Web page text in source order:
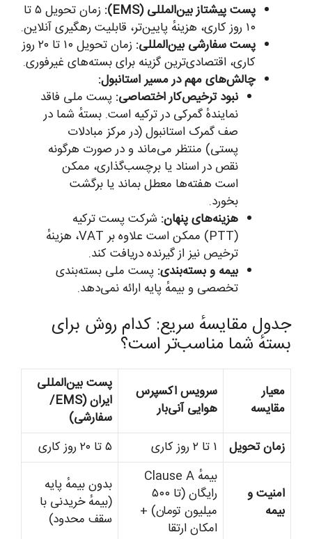
پست پیشتاز بین‌المللی (EMS):
زمان تحویل ۵ تا
۱۰ روز کاری، هزینهٔ پایین‌تر، قابلیت رهگیری آنلاین.
پست سفارشی بین‌المللی:
زمان تحویل ۱۰ تا ۲۰ روز
کاری، اقتصادی‌ترین گزینه برای بسته‌های غیرفوری.
چالش‌های مهم در مسیر استانبول:
نبود ترخیص‌کار اختصاصی: پست ملی فاقد
نمایندهٔ گمرکی در ترکیه است. بستهٔ شما در
صف گمرک استانبول (در مرکز مبادلات
پستی) منتظر می‌ماند و در صورت هرگونه
نقص در اسناد یا برچسب‌گذاری، ممکن
است هفته‌ها معطل بماند یا برگشت
بخورد.
هزینه‌های پنهان: شرکت پست ترکیه
(PTT) ممکن است علاوه بر VAT، هزینهٔ
ترخیص نیز از گیرنده دریافت کند.
بیمه و بسته‌بندی: پست ملی بسته‌بندی
تخصصی و بیمهٔ پایه ارائه نمی‌دهد.
جدول مقایسهٔ سریع: کدام روش برای
بستهٔ شما مناسب‌تر است؟
معیار
مقایسه
سرویس اکسپرس
هوایی آنی‌بار
پست بین‌المللی
ایران (EMS/
سفارشی)
زمان تحویل
۱ تا ۲ روز کاری ۵ تا ۲۰ روز کاری
امنیت و
بیمه
بیمهٔ Clause A
رایگان (تا ۵۰۰
میلیون تومان) +
امکان ارتقا
بدون بیمهٔ پایه
(بیمهٔ خریدنی با
سقف محدود)